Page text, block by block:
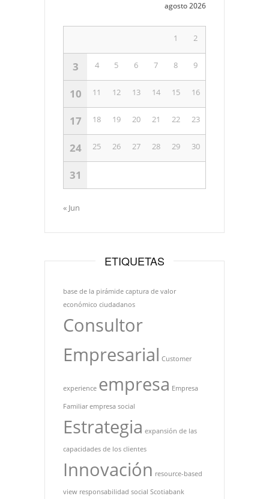
agosto 2026
1 2
3 4 5 6 7 8 9
10 11 12 13 14 15 16
17 18 19 20 21 22 23
24 25 26 27 28 29 30
31
« Jun
ETIQUETAS
base de la pirámide captura de valor
económico ciudadanos
Consultor
Empresarial Customer
experience empresa Empresa
Familiar empresa social
Estrategia expansión de las
capacidades de los clientes
Innovación resource-based
view responsabilidad social Scotiabank